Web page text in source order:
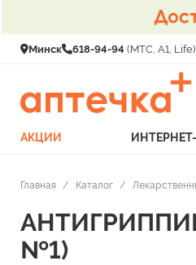
Минск 618-94-94 (МТС, A1, Life)
АКЦИИ
Главная / Каталог /
АНТИГРИППИН
№1)